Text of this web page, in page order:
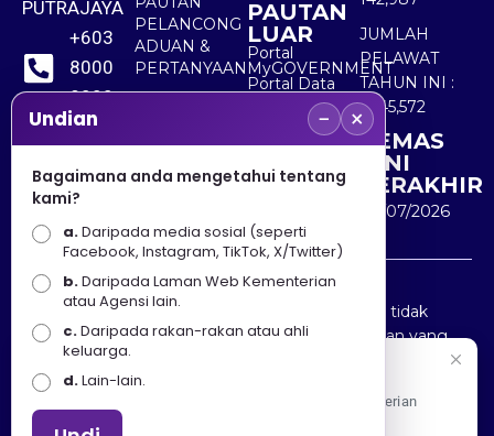
PUTRAJAYA
+603
8000
8000
+603
8891
7100
PELANCONG
ADUAN &
PERTANYAAN
PAUTAN
LUAR
Portal
MyGOVERNMENT
Portal Data
Terbuka
Sektor Awam
JUMLAH
PELAWAT
TAHUN INI :
5,545,572
KEMAS
KINI
TERAKHIR
30/07/2026
Penafian : Kerajaan Malaysia dan Kementerian
Pelancongan Seni dan Budaya (MOTAC) adalah tidak
bertanggungjawab atas kehilangan atau kerugian yang
disebabkan oleh penggunaan mana-mana maklumat
yang diperolehi dari portal ini.
Undian − ×
Bagaimana anda mengetahui tentang
kami?
a.Daripada media sosial (seperti
Facebook, Instagram, TikTok, X/Twitter)
b.Daripada Laman Web Kementerian
atau Agensi lain.
c.Daripada rakan-rakan atau ahli
keluarga.
d.Lain-lain.
Apa Khabar! Selamat datang ke Portal Rasmi Kementerian
Pelancongan, Seni dan Budaya